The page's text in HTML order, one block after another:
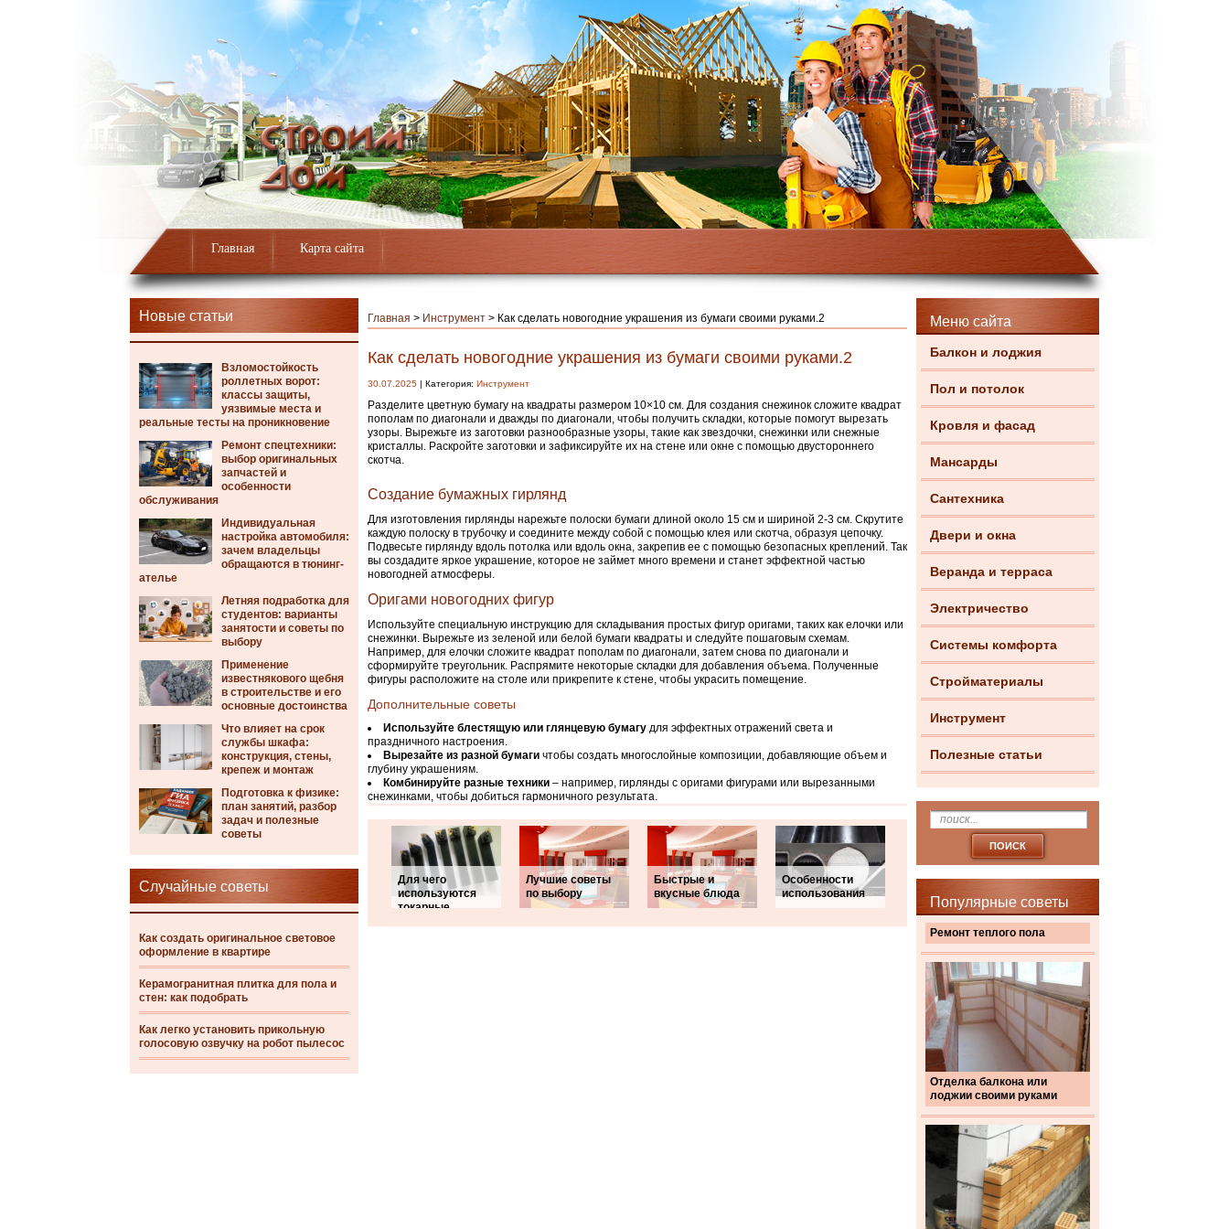
Главная Карта сайта
Новые статьи
Взломостойкость
роллетных ворот:
классы защиты,
уязвимые места и
реальные тесты на проникновение
Ремонт спецтехники:
выбор оригинальных
запчастей и
особенности
обслуживания
Индивидуальная
настройка автомобиля:
зачем владельцы
обращаются в тюнинг-
ателье
Летняя подработка для
студентов: варианты
занятости и советы по
выбору
Применение
известнякового щебня
в строительстве и его
основные достоинства
Что влияет на срок
службы шкафа:
конструкция, стены,
крепеж и монтаж
Подготовка к физике:
план занятий, разбор
задач и полезные
советы
Случайные советы
Как создать оригинальное световое
оформление в квартире
Керамогранитная плитка для пола и
стен: как подобрать
Как легко установить прикольную
голосовую озвучку на робот пылесос
Меню сайта
Балкон и лоджия
Пол и потолок
Кровля и фасад
Мансарды
Сантехника
Двери и окна
Веранда и терраса
Электричество
Системы комфорта
Стройматериалы
Инструмент
Полезные статьи
Популярные советы
Ремонт теплого пола
Отделка балкона или
лоджии своими руками
Главная > Инструмент > Как сделать новогодние украшения из бумаги своими руками.2
Как сделать новогодние украшения из бумаги своими руками.2
30.07.2025 | Категория: Инструмент
Разделите цветную бумагу на квадраты размером 10×10 см. Для создания снежинок сложите квадрат
пополам по диагонали и дважды по диагонали, чтобы получить складки, которые помогут вырезать
узоры. Вырежьте из заготовки разнообразные узоры, такие как звездочки, снежинки или снежные
кристаллы. Раскройте заготовки и зафиксируйте их на стене или окне с помощью двустороннего
скотча.
Создание бумажных гирлянд
Для изготовления гирлянды нарежьте полоски бумаги длиной около 15 см и шириной 2-3 см. Скрутите
каждую полоску в трубочку и соедините между собой с помощью клея или скотча, образуя цепочку.
Подвесьте гирлянду вдоль потолка или вдоль окна, закрепив ее с помощью безопасных креплений. Так
вы создадите яркое украшение, которое не займет много времени и станет эффектной частью
новогодней атмосферы.
Оригами новогодних фигур
Используйте специальную инструкцию для складывания простых фигур оригами, таких как елочки или
снежинки. Вырежьте из зеленой или белой бумаги квадраты и следуйте пошаговым схемам.
Например, для елочки сложите квадрат пополам по диагонали, затем снова по диагонали и
сформируйте треугольник. Распрямите некоторые складки для добавления объема. Полученные
фигуры расположите на столе или прикрепите к стене, чтобы украсить помещение.
Дополнительные советы
Используйте блестящую или глянцевую бумагу для эффектных отражений света и
праздничного настроения.
Вырезайте из разной бумаги чтобы создать многослойные композиции, добавляющие объем и
глубину украшениям.
Комбинируйте разные техники – например, гирлянды с оригами фигурами или вырезанными
снежинками, чтобы добиться гармоничного результата.
Для чего
используются
токарные
Лучшие советы
по выбору
Быстрые и
вкусные блюда
Особенности
использования